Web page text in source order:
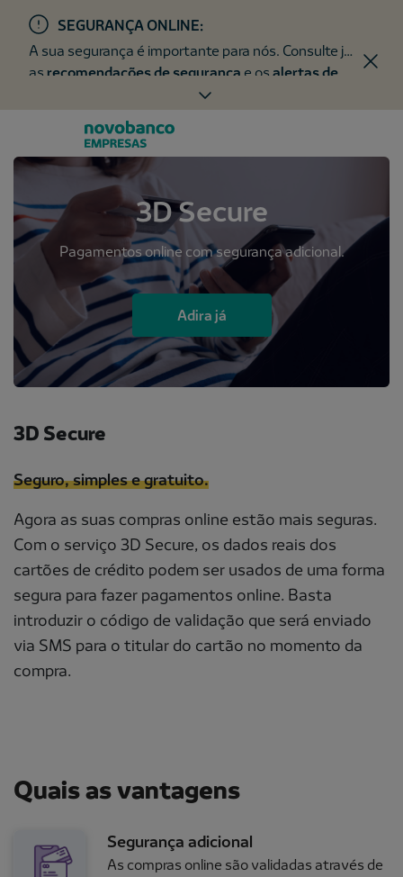
SEGURANÇA ONLINE:
A sua segurança é importante para nós. Consulte já
as recomendações de segurança e os alertas de
3D Secure
Pagamentos online com segurança adicional.
Adira já
3D Secure
Seguro, simples e gratuito.
Agora as suas compras online estão mais seguras.
Com o serviço 3D Secure, os dados reais dos
cartões de crédito podem ser usados de uma forma
segura para fazer pagamentos online. Basta
introduzir o código de validação que será enviado
via SMS para o titular do cartão no momento da
compra.
Quais as vantagens
Segurança adicional
As compras online são validadas através de